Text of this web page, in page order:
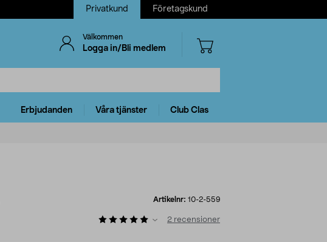
Privatkund Företagskund
Välkommen
Logga in/Bli medlem
Erbjudanden Våra tjänster Club Clas
Artikelnr: 10-2-559
2 recensioner